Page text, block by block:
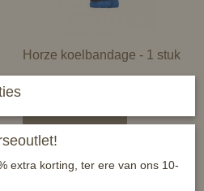
Horze koelbandage - 1 stuk
extra korting, ter ere van ons 10-